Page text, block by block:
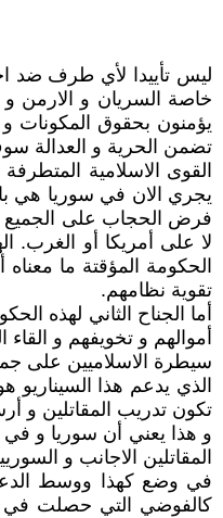
ليس تأييدا لأي طرف ضد
خاصة السريان و الارمن و
يؤمنون بحقوق المكونات
تضمن الحرية و العدالة
القوى الاسلامية
يجري الان في سوريا هي
فرض الحجاب على الجميع و
لا على أمريكا أو الغرب.
الحكومة المؤقتة ما
تقوية نظامهم.
أما الجناح الثاني لهذه
أموالهم و تخويفهم و
سيطرة الاسلاميين على
الذي يدعم هذا
تكون تدريب المقاتلين و
و هذا يعني أن سوريا و في
المقاتلين الاجانب و
في وضع كهذا ووسط
كالفوضي التي حصلت في